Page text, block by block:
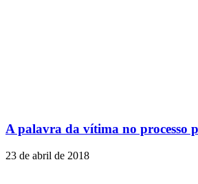
A palavra da vítima no processo
23 de abril de 2018